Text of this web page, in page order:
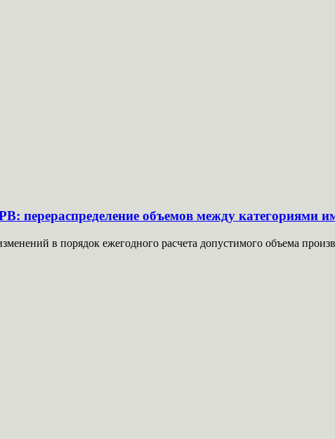
перераспределение объемов между категориями
в порядок ежегодного расчета допустимого объема